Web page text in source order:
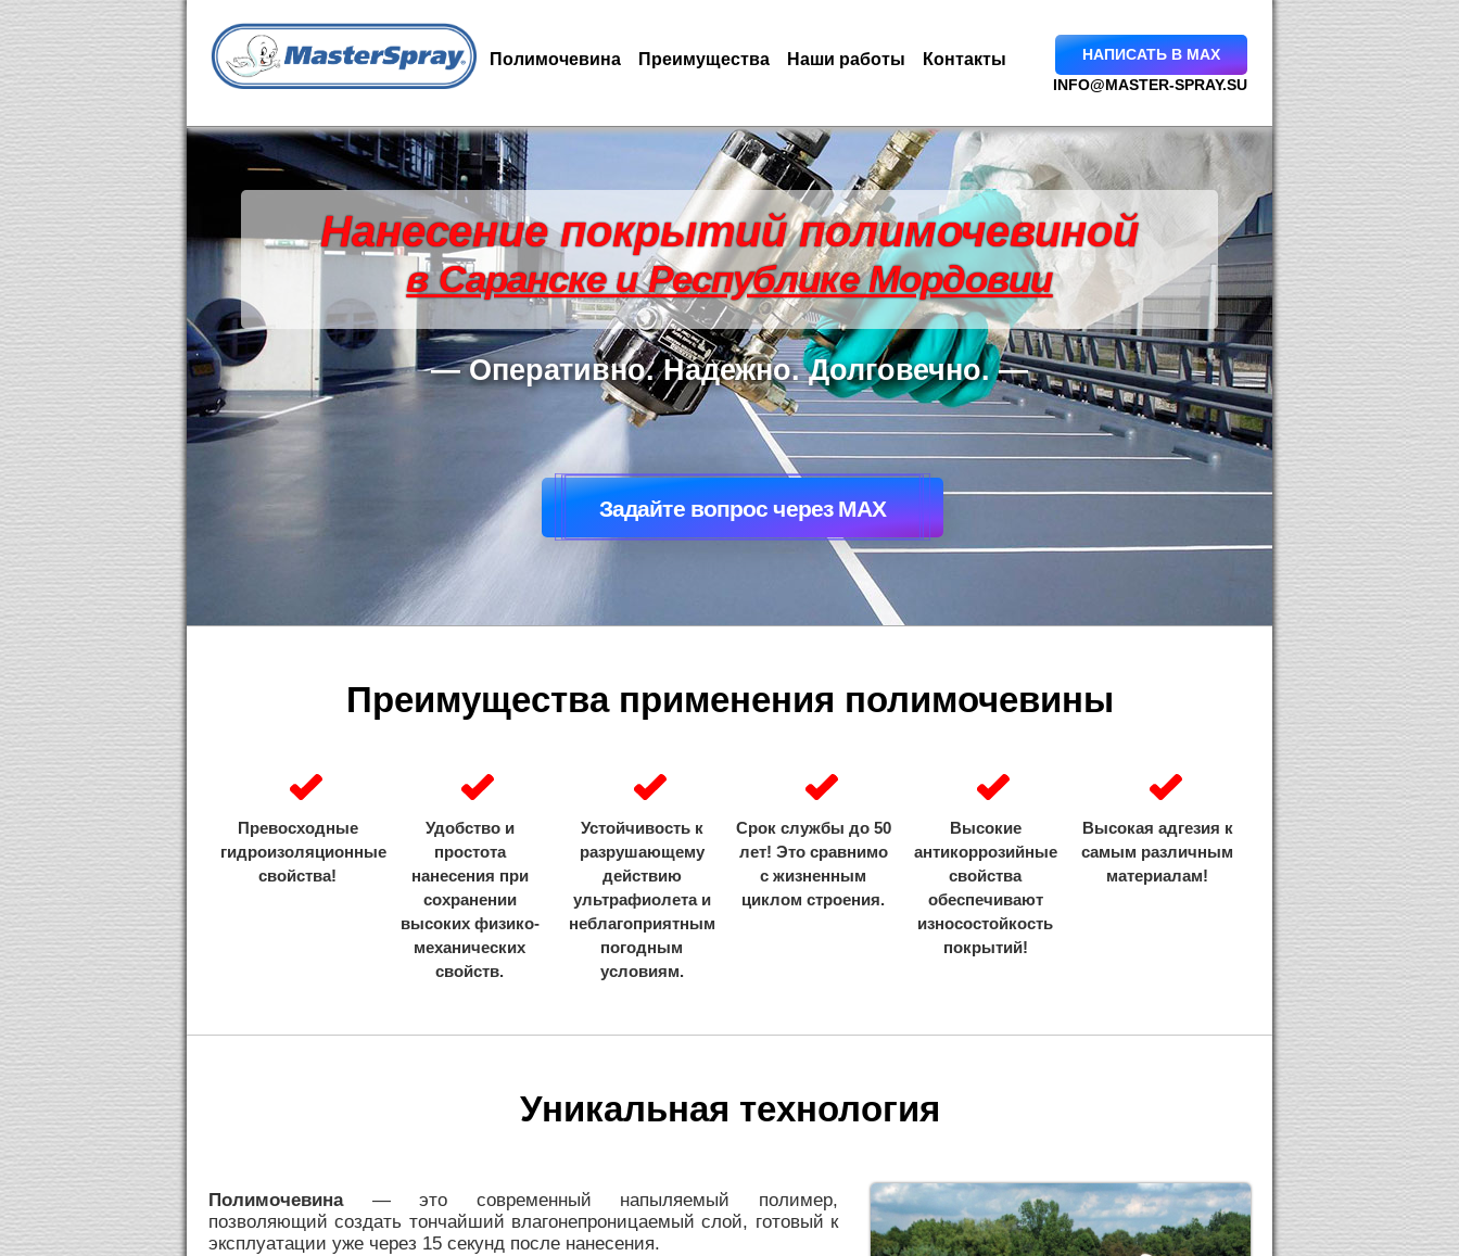
Полимочевина Преимущества Наши работы Контакты
НАПИСАТЬ В MAX
INFO@MASTER-SPRAY.SU
Нанесение покрытий полимочевиной
в Саранске и Республике Мордовии
— Оперативно. Надежно. Долговечно. —
Задайте вопрос через MAX
Преимущества применения полимочевины
Превосходные
гидроизоляционные
свойства!
Удобство и
простота
нанесения при
сохранении
высоких физико-
механических
свойств.
Устойчивость к
разрушающему
действию
ультрафиолета и
неблагоприятным
погодным
условиям.
Срок службы до 50
лет! Это сравнимо
с жизненным
циклом строения.
Высокие
антикоррозийные
свойства
обеспечивают
износостойкость
покрытий!
Высокая адгезия к
самым различным
материалам!
Уникальная технология
Полимочевина— это современный напыляемый полимер,
позволяющий создать тончайший влагонепроницаемый слой, готовый к
эксплуатации уже через 15 секунд после нанесения.